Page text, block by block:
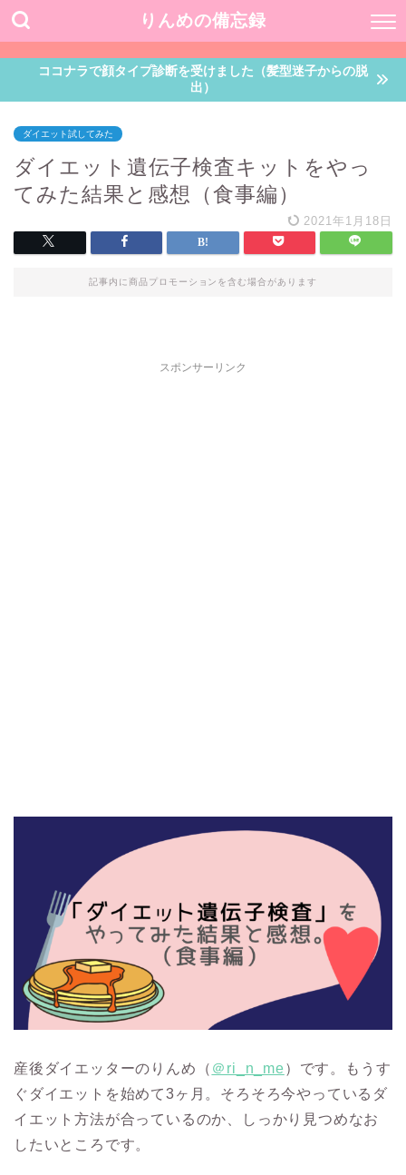
りんめの備忘録
ココナラで顔タイプ診断を受けました（髪型迷子からの脱
出）
ダイエット試してみた
ダイエット遺伝子検査キットをやっ
てみた結果と感想（食事編）
2021年1月18日
記事内に商品プロモーションを含む場合があります
スポンサーリンク
産後ダイエッターのりんめ（ ＠ri_n_me）です。もうす
ぐダイエットを始めて3ヶ月。そろそろ今やっているダ
イエット方法が合っているのか、しっかり見つめなお
したいところです。